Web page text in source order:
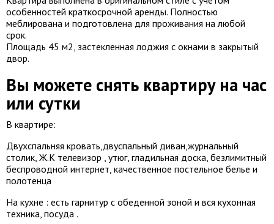
особенностей краткосрочной аренды. Полностью
меблирована и подготовлена для проживания на любой
срок.
Площадь 45 м2, застекленная лоджия с окнами в закрытый
двор.
Вы можете снять квартиру на час
или сутки
В квартире:
Двухспальняя кровать,двуспальный диван,журнальный
столик, Ж.К телевизор , утюг, гладильная доска, безлимитный
беспроводной интернет, качественное постельное белье и
полотенца
На кухне : есть гарнитур с обеденной зоной и вся кухонная
техника, посуда .